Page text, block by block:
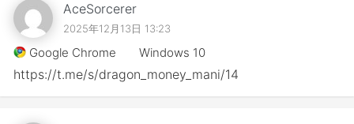
AceSorcerer
2025年12月13日 13:23
Google Chrome Windows 10
https://t.me/s/dragon_money_mani/14